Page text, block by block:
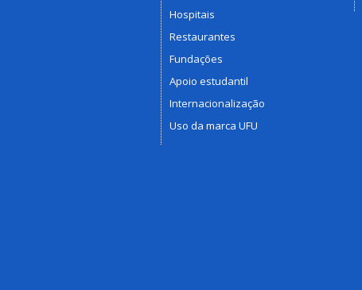
Hospitais
Restaurantes
Fundações
Apoio estudantil
Internacionalização
Uso da marca UFU